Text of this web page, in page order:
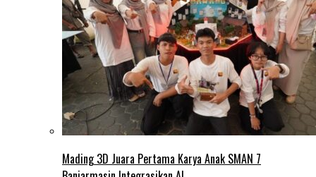
Mading 3D Juara Pertama Karya Anak SMAN 7